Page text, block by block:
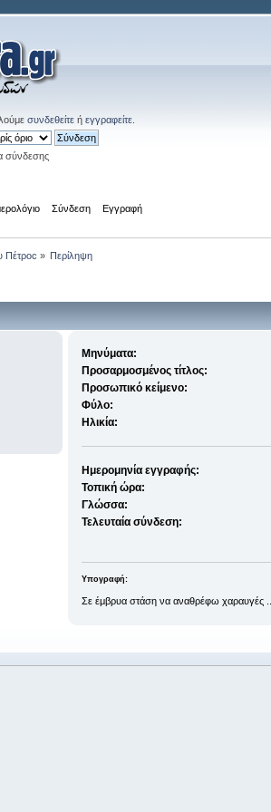
συνδεθείτε ή εγγραφείτε
σύνδεσης
Σύνδεση Εγγραφή
Πέτροc » Περίληψη
Μηνύματα:
Προσαρμοσμένος τίτλος:
Προσωπικό κείμενο:
Φύλο:
Ηλικία:
Ημερομηνία εγγραφής:
Τοπική ώρα:
Γλώσσα:
Τελευταία σύνδεση:
Υπογραφή:
Σε έμβρυα στάση να αναθρέφω χαραυγές ...